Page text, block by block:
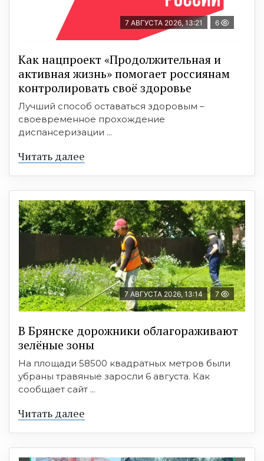
7 АВГУСТА 2026, 13:21 6
Как нацпроект «Продолжительная и
активная жизнь» помогает россиянам
контролировать своё здоровье
Лучший способ оставаться здоровым –
своевременное прохождение
диспансеризации ...
Читать далее
7 АВГУСТА 2026, 13:14 7
В Брянске дорожники облагораживают
зелёные зоны
На площади 58500 квадратных метров были
убраны травяные заросли 6 августа. Как
сообщает сайт ...
Читать далее